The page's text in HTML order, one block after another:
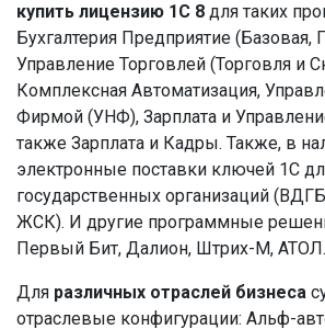
купить лицензию 1С 8 для таких
Бухгалтерия Предприятие (Базовая,
Управление Торговлей (Торговля и
Комплексная Автоматизация,
Фирмой (УНФ), Зарплата и
также Зарплата и Кадры. Также, в
электронные поставки ключей 1С
государственных организаций
ЖСК). И другие программные
Первый Бит, Далион, Штрих-М, АТОЛ.
Для различных отраслей бизнеса
отраслевые конфигурации: Альф-